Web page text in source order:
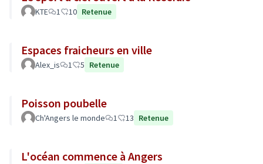
KTE 1 10 Retenue
Espaces fraicheurs en ville
Alex_is 1 5 Retenue
Poisson poubelle
Ch'Angers le monde 1 13 Retenue
L'océan commence à Angers